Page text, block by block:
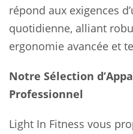
répond aux exigences
quotidienne, alliant
ergonomie avancée et
Notre Sélection
Professionnel
Light In Fitness vous